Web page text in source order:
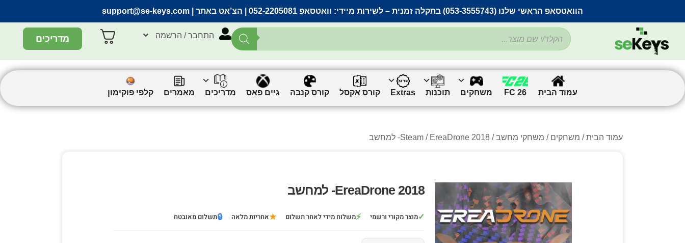
הוואטסאפ הראשי שלנו (053-3555743) בתקלה זמנית – לשירות מיידי: וואטסאפ 052-2205081 | הצ’אט באתר | support@se-keys.com
התחבר / הרשמה מדריכים
עמוד הבית FC 26 משחקים תוכנות Extras קורס אקסל קורס קנבה גיים פאס מדריכים מאמרים קלפי פוקימון
עמוד הבית/ משחקים / משחקי מחשב /
Steam / EreaDrone 2018- למחשב
EreaDrone 2018- למחשב
✓מוצר מקורי ורשמי ⚡משלוח מידי לאחר תשלום ★אחריות מלאה 🔒תשלום מאובטח